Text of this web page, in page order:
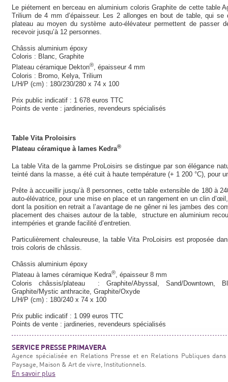
Le piétement en berceau en aluminium coloris Graphite de cette table
Trilium de 4 mm d’épaisseur. Les 2 allonges en bout de table, qui
plateau au moyen du système auto-élévateur permettent de passer
recevoir jusqu’à 12 personnes.
Châssis aluminium époxy
Coloris : Blanc, Graphite
Plateau céramique Dekton®, épaisseur 4 mm
Coloris : Bromo, Kelya, Trilium
L/H/P (cm) : 180/230/280 x 74 x 100
Prix public indicatif : 1 678 euros TTC
Points de vente : jardineries, revendeurs spécialisés
Table Vita Proloisirs
Plateau céramique à lames Kedra®
La table Vita de la gamme ProLoisirs se distingue par son élégance
teinté dans la masse, a été cuit à haute température (+ 1 200 °C), pour
Prête à accueillir jusqu’à 8 personnes, cette table extensible de 180 à
auto-élévatrice, pour une mise en place et un rangement en un clin
dont la position en retrait a l’avantage de ne gêner ni les jambes des
placement des chaises autour de la table, structure en aluminium
intempéries et grande facilité d’entretien.
Particulièrement chaleureuse, la table Vita ProLoisirs est proposée
trois coloris de châssis.
Châssis aluminium époxy
Plateau à lames céramique Kedra®, épaisseur 8 mm
Coloris châssis/plateau : Graphite/Abyssal, Sand/Downtown,
Graphite/Mystic anthracite, Graphite/Oxyde
L/H/P (cm) : 180/240 x 74 x 100
Prix public indicatif : 1 099 euros TTC
Points de vente : jardineries, revendeurs spécialisés
SERVICE PRESSE PRIMAVERA
Agence spécialisée en Relations Presse et en Relations Publiques
Paysage, Maison & Art de vivre, Institutionnels.
En savoir plus